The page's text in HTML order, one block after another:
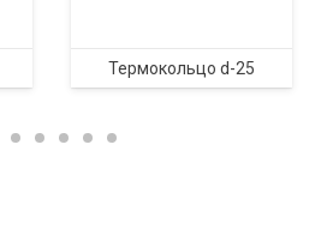
Термокольцо d-25